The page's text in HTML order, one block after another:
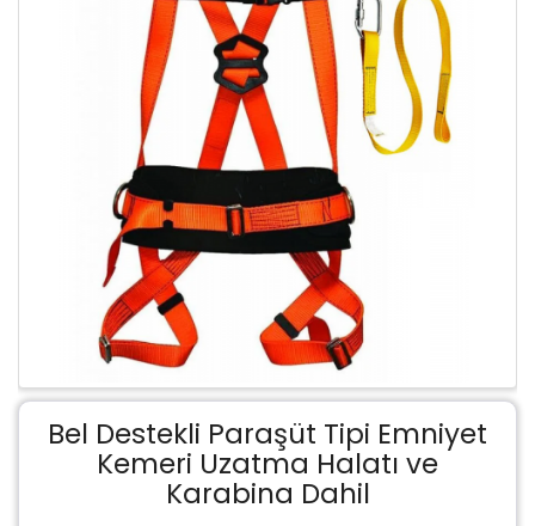
Bel Destekli Paraşüt Tipi Emniyet
Kemeri Uzatma Halatı ve
Karabina Dahil